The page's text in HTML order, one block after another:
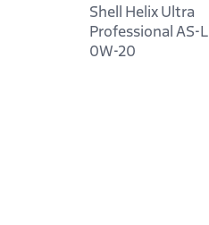
Shell Helix Ultra
Professional AS-L
0W-20